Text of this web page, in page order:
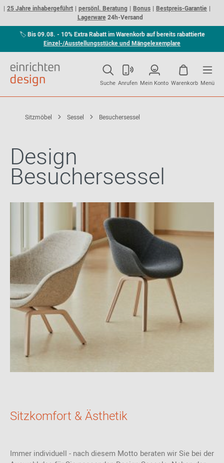
25 Jahre inhabergeführt persönl. Beratung Bonus
Bestpreis-Garantie
Lagerware24h-Versand
🏷Bis 09.08. - 10% Extra Rabatt im Warenkorb auf bereits rabattierte
Einzel-/Ausstellungsstücke und Mängelexemplare
Suche Anrufen Mein Konto Warenkorb Menü
Sitzmöbel Sessel Besuchersessel
Design
Besuchersessel
Sitzkomfort & Ästhetik
Immer individuell - nach diesem Motto beraten wir Sie bei der